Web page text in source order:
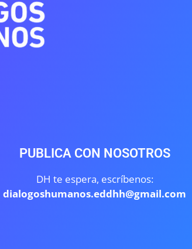
PUBLICA CON NOSOTROS
DH te espera, escríbenos:
dialogoshumanos.eddhh@gmail.com